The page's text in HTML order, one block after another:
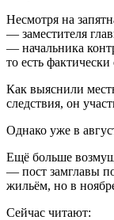
Несмотря на
— заместителя
— начальника
то есть
Как выяснили
следствия, он
Однако уже в
Ещё больше
— пост замглавы
жильём, но в
Сейчас читают: